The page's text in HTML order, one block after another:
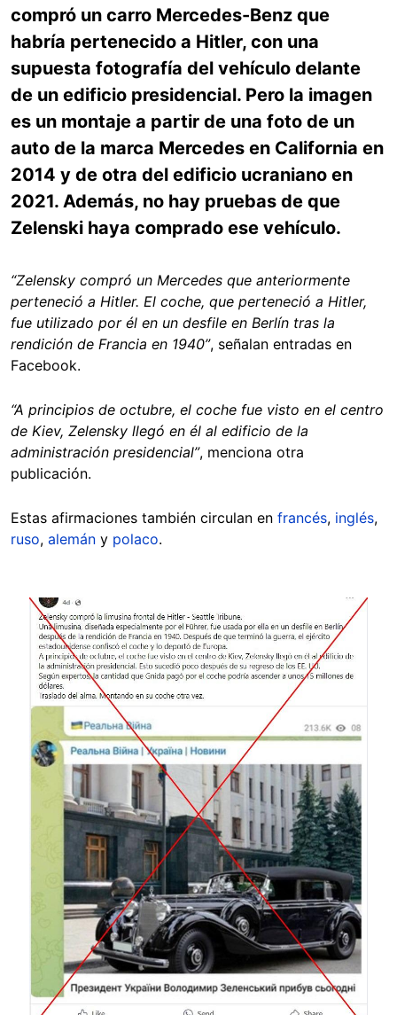
compró un carro Mercedes-Benz que
habría pertenecido a Hitler, con una
supuesta fotografía del vehículo delante
de un edificio presidencial. Pero la imagen
es un montaje a partir de una foto de un
auto de la marca Mercedes en California en
2014 y de otra del edificio ucraniano en
2021. Además, no hay pruebas de que
Zelenski haya comprado ese vehículo.
“Zelensky compró un Mercedes que anteriormente
perteneció a Hitler. El coche, que perteneció a Hitler,
fue utilizado por él en un desfile en Berlín tras la
rendición de Francia en 1940”, señalan entradas en
Facebook.
“A principios de octubre, el coche fue visto en el centro
de Kiev, Zelensky llegó en él al edificio de la
administración presidencial”, menciona otra
publicación.
Estas afirmaciones también circulan en francés, inglés,
ruso, alemán y polaco.
Image